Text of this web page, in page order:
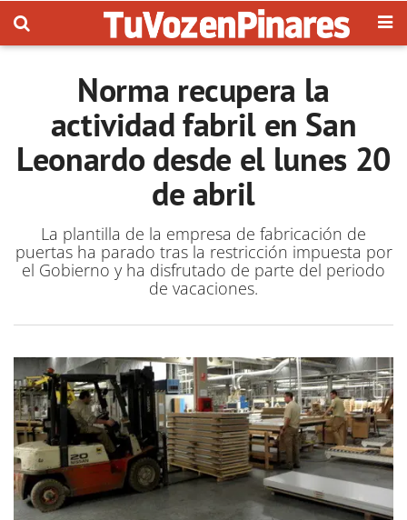
Norma recupera la
actividad fabril en San
Leonardo desde el lunes 20
de abril
La plantilla de la empresa de fabricación de
puertas ha parado tras la restricción impuesta por
el Gobierno y ha disfrutado de parte del periodo
de vacaciones.